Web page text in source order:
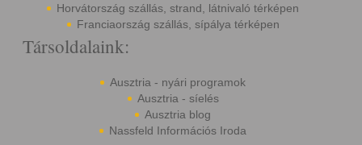
Horvátország szállás, strand, látnivaló térképen
Franciaország szállás, sípálya térképen
Társoldalaink:
Ausztria - nyári programok
Ausztria - síelés
Ausztria blog
Nassfeld Információs Iroda